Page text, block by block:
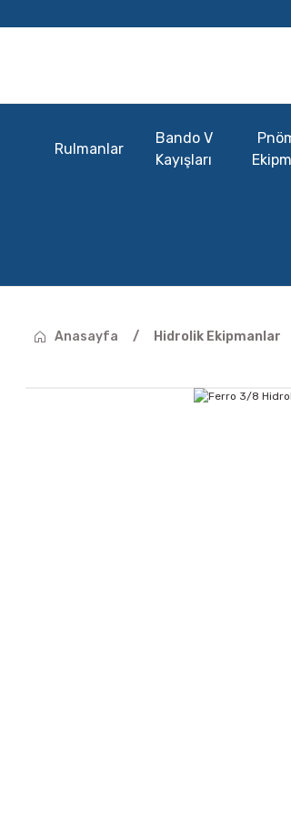
Rulmanlar
Bando V
Kayışları
Anasayfa Hidrolik Ekipmanlar